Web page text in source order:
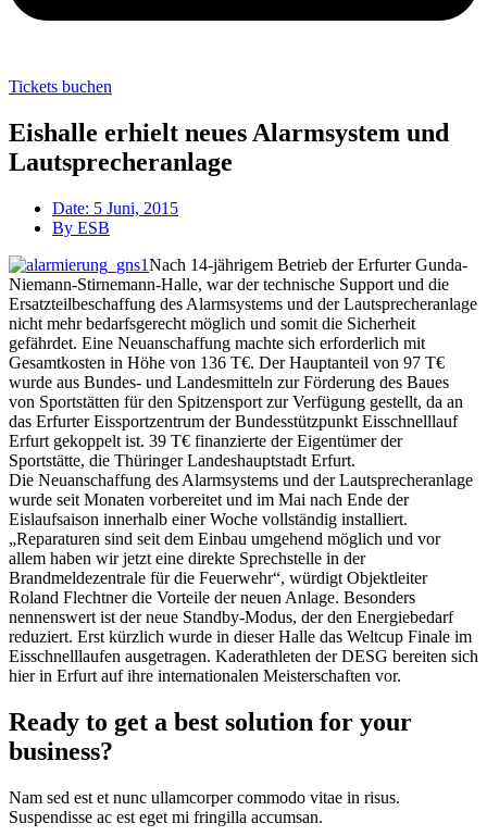
Tickets buchen
Eishalle erhielt neues Alarmsystem und
Lautsprecheranlage
Date: 5 Juni, 2015
By ESB
Nach 14-jährigem Betrieb der Erfurter Gunda-
Niemann-Stirnemann-Halle, war der technische Support und die
Ersatzteilbeschaffung des Alarmsystems und der Lautsprecheranlage
nicht mehr bedarfsgerecht möglich und somit die Sicherheit
gefährdet. Eine Neuanschaffung machte sich erforderlich mit
Gesamtkosten in Höhe von 136 T€. Der Hauptanteil von 97 T€
wurde aus Bundes- und Landesmitteln zur Förderung des Baues
von Sportstätten für den Spitzensport zur Verfügung gestellt, da an
das Erfurter Eissportzentrum der Bundesstützpunkt Eisschnelllauf
Erfurt gekoppelt ist. 39 T€ finanzierte der Eigentümer der
Sportstätte, die Thüringer Landeshauptstadt Erfurt.
Die Neuanschaffung des Alarmsystems und der Lautsprecheranlage
wurde seit Monaten vorbereitet und im Mai nach Ende der
Eislaufsaison innerhalb einer Woche vollständig installiert.
„Reparaturen sind seit dem Einbau umgehend möglich und vor
allem haben wir jetzt eine direkte Sprechstelle in der
Brandmeldezentrale für die Feuerwehr“, würdigt Objektleiter
Roland Flechtner die Vorteile der neuen Anlage. Besonders
nennenswert ist der neue Standby-Modus, der den Energiebedarf
reduziert. Erst kürzlich wurde in dieser Halle das Weltcup Finale im
Eisschnelllaufen ausgetragen. Kaderathleten der DESG bereiten sich
hier in Erfurt auf ihre internationalen Meisterschaften vor.
Ready to get a best solution for your
business?
Nam sed est et nunc ullamcorper commodo vitae in risus.
Suspendisse ac est eget mi fringilla accumsan.